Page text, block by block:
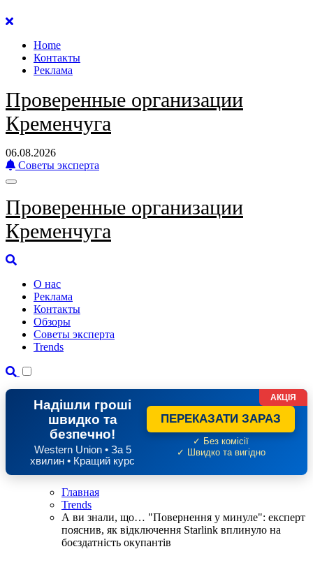
Перейти
содержанию
Home
Контакты
Реклама
Проверенные организации
Кременчуга
06.08.2026
Советы эксперта
Проверенные организации
Кременчуга
О нас
Реклама
Контакты
Обзоры
Советы эксперта
Trends
Надішли гроші
швидко та
безпечно!
Western Union • За 5
хвилин • Кращий курс
ПЕРЕКАЗАТИ ЗАРАЗ
✓ Без комісії
✓ Швидко та вигідно
АКЦІЯ
Главная
Trends
А ви знали, що… "Повернення у минуле": експерт
пояснив, як відключення Starlink вплинуло на
боєздатність окупантів